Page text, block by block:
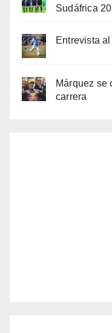
Sudáfrica
Entrevista
Márquez se
carrera